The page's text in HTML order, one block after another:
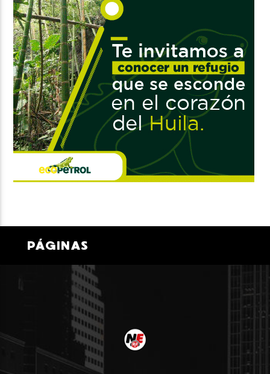
PÁGINAS